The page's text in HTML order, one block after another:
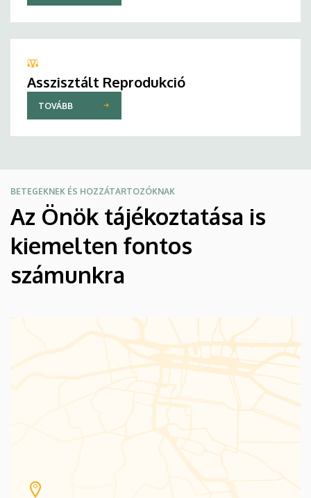
Asszisztált Reprodukció
TOVÁBB
BETEGEKNEK ÉS HOZZÁTARTOZÓKNAK
Az Önök tájékoztatása is
kiemelten fontos
számunkra